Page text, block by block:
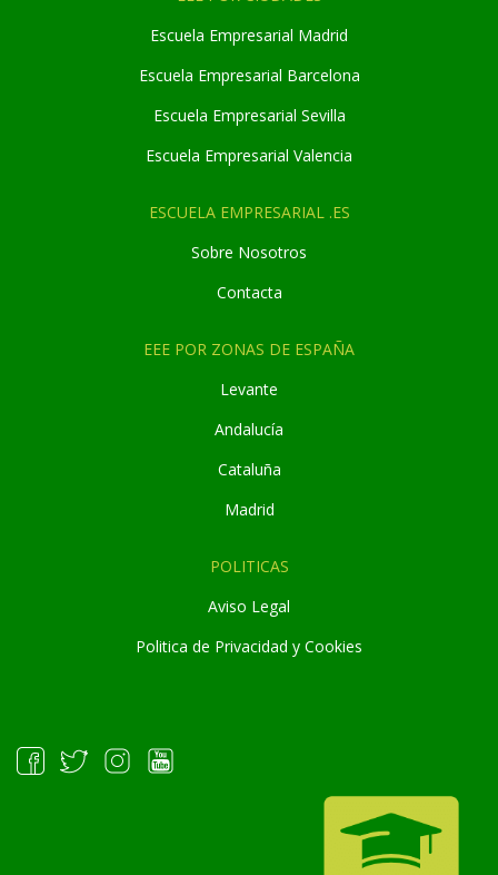
Escuela Empresarial Madrid
Escuela Empresarial Barcelona
Escuela Empresarial Sevilla
Escuela Empresarial Valencia
ESCUELA EMPRESARIAL .ES
Sobre Nosotros
Contacta
EEE POR ZONAS DE ESPAÑA
Levante
Andalucía
Cataluña
Madrid
POLITICAS
Aviso Legal
Politica de Privacidad y Cookies